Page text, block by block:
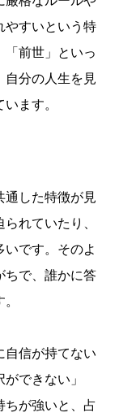
やすいという特
「前世」といっ
自分の人生を見
ます。
通した特徴が見
れていたり、
です。そのよ
ちで、誰かに答
自信が持てない
できない」
ちが強いと、占